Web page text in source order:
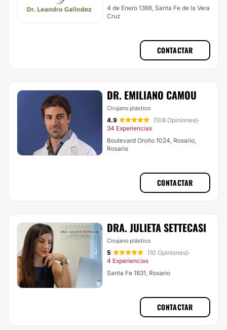
4 de Enero 1366, Santa Fe de la Vera
Cruz
CONTACTAR
DR. EMILIANO CAMOU
Cirujano plástico
4.9 (108 Opiniones)·
34 Experiencias
Boulevard Oroño 1024, Rosario,
Rosario
CONTACTAR
DRA. JULIETA SETTECASI
Cirujano plástico
5 (10 Opiniones)·
4 Experiencias
Santa Fe 1831, Rosario
CONTACTAR